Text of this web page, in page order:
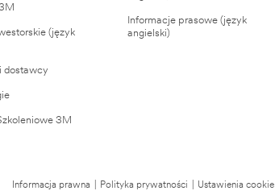
(język
dostawcy
3M
Informacje prasowe (język
angielski)
Informacja prawna Polityka prywatności
Ustawienia cookie